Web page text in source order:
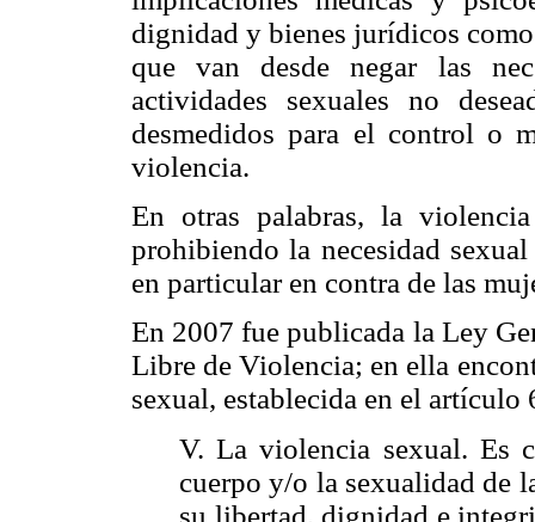
dignidad y bienes jurídicos
que van desde negar las
actividades sexuales no
desmedidos para el control o
violencia.
En otras palabras, la
prohibiendo la necesidad
en particular en contra de las
En 2007 fue publicada la Ley
Libre de Violencia; en ella
sexual, establecida en el artículo
V. La violencia sexual. Es
cuerpo y/o la sexualidad de
su libertad, dignidad e